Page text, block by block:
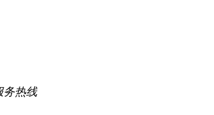
务热线